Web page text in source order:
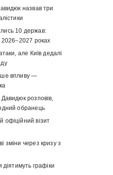
назвав три
10 держав:
2026–2027 роках
але Київ дедалі
впливу —
розповів,
обранець
візит
зміни через кризу з
діятимуть графіки